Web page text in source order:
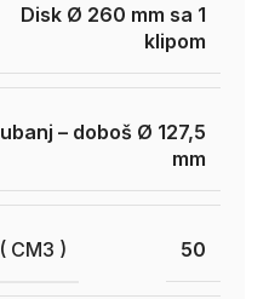
Disk Ø 260 mm sa 1
klipom
– doboš Ø 127,5
mm
CM3 ) 50